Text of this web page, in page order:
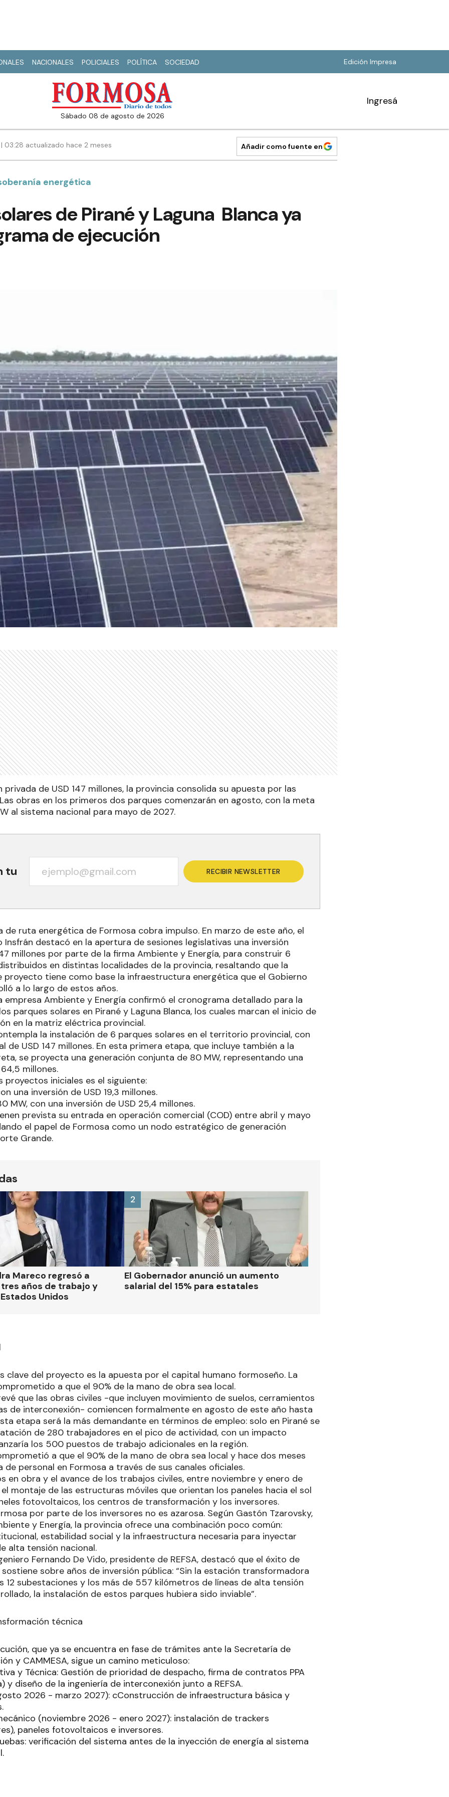
NACIONALES POLICIALES POLÍTICA SOCIEDAD Edición Impresa
sábado 08 de agosto de 2026
Ingresá
03:28 actualizado hace 2 meses Añadir como fuente en
energética
de Pirané y Laguna Blanca ya
de ejecución
privada de USD 147 millones, la provincia consolida su apuesta por las
obras en los primeros dos parques comenzarán en agosto, con la meta
al sistema nacional para mayo de 2027.
tu RECIBIR NEWSLETTER
de ruta energética de Formosa cobra impulso. En marzo de este año, el
destacó en la apertura de sesiones legislativas una inversión
millones por parte de la firma Ambiente y Energía, para construir 6
en distintas localidades de la provincia, resaltando que la
proyecto tiene como base la infraestructura energética que el Gobierno
a lo largo de estos años.
empresa Ambiente y Energía confirmó el cronograma detallado para la
parques solares en Pirané y Laguna Blanca, los cuales marcan el inicio de
en la matriz eléctrica provincial.
la instalación de 6 parques solares en el territorio provincial, con
de USD 147 millones. En esta primera etapa, que incluye también a la
se proyecta una generación conjunta de 80 MW, representando una
millones.
proyectos iniciales es el siguiente:
una inversión de USD 19,3 millones.
MW, con una inversión de USD 25,4 millones.
prevista su entrada en operación comercial (COD) entre abril y mayo
el papel de Formosa como un nodo estratégico de generación
Grande.
Mareco regresó a
años de trabajo y
Unidos
El Gobernador anunció un aumento
salarial del 15% para estatales
2
clave del proyecto es la apuesta por el capital humano formoseño. La
a que el 90% de la mano de obra sea local.
que las obras civiles -que incluyen movimiento de suelos, cerramientos
de interconexión- comiencen formalmente en agosto de este año hasta
etapa será la más demandante en términos de empleo: solo en Pirané se
de 280 trabajadores en el pico de actividad, con un impacto
los 500 puestos de trabajo adicionales en la región.
a que el 90% de la mano de obra sea local y hace dos meses
de personal en Formosa a través de sus canales oficiales.
en obra y el avance de los trabajos civiles, entre noviembre y enero de
montaje de las estructuras móviles que orientan los paneles hacia el sol
fotovoltaicos, los centros de transformación y los inversores.
por parte de los inversores no es azarosa. Según Gastón Tzarovsky,
y Energía, la provincia ofrece una combinación poco común:
estabilidad social y la infraestructura necesaria para inyectar
alta tensión nacional.
Fernando De Vido, presidente de REFSA, destacó que el éxito de
sobre años de inversión pública: “Sin la estación transformadora
12 subestaciones y los más de 557 kilómetros de líneas de alta tensión
la instalación de estos parques hubiera sido inviable”.
técnica
que ya se encuentra en fase de trámites ante la Secretaría de
y CAMMESA, sigue un camino meticuloso:
y Técnica: Gestión de prioridad de despacho, firma de contratos PPA
y diseño de la ingeniería de interconexión junto a REFSA.
2026 - marzo 2027): cConstrucción de infraestructura básica y
(noviembre 2026 - enero 2027): instalación de trackers
paneles fotovoltaicos e inversores.
verificación del sistema antes de la inyección de energía al sistema